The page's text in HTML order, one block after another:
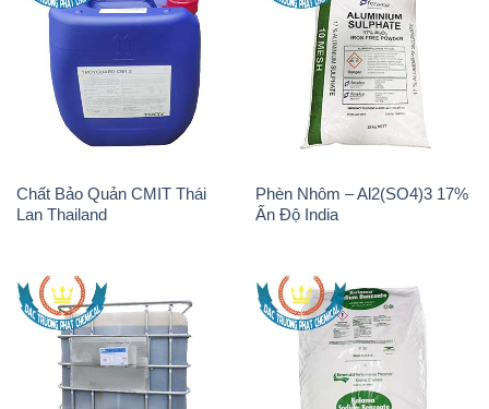
Chất Bảo Quản CMIT Thái
Lan Thailand
Phèn Nhôm – Al2(SO4)3 17%
Ấn Độ India